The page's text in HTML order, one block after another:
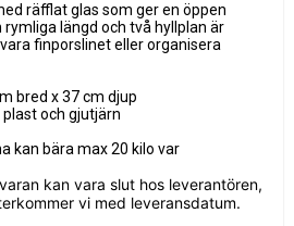
räfflat glas som ger en öppen
rymliga längd och två hyllplan är
finporslinet eller organisera
bred x 37 cm djup
och gjutjärn
kan bära max 20 kilo var
kan vara slut hos leverantören,
vi med leveransdatum.